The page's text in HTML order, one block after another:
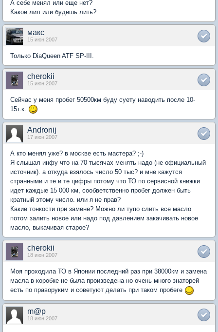
А себе менял или еще нет?
Какое лил или будешь лить?
макс
15 июн 2007
Только DiaQueen ATF SP-III.
cherokii
15 июн 2007
Сейчас у меня пробег 50500км буду суету наводить после 10-
15т.к.
Andronij
17 июн 2007
А кто менял уже? в москве есть мастера? ;-)
Я слышал инфу что на 70 тысячах менять надо (не официальный
источник). а откуда взялось число 50 тыс? и мне кажутся
странными и те и те цифры потому что ТО по сервисной книжки
идет каждые 15 000 км, сообветственно пробег должен быть
кратный этому число. или я не прав?
Какие тонкости при замене? Можно ли тупо слить все масло
потом залить новое или надо под давлением закачивать новое
масло, выкачивая старое?
cherokii
18 июн 2007
Моя проходила ТО в Японии последний раз при 38000км и замена
масла в коробке не была произведена но очень много знаторей
есть по праворуким и советуют делать при таком пробеге
m@p
18 июн 2007